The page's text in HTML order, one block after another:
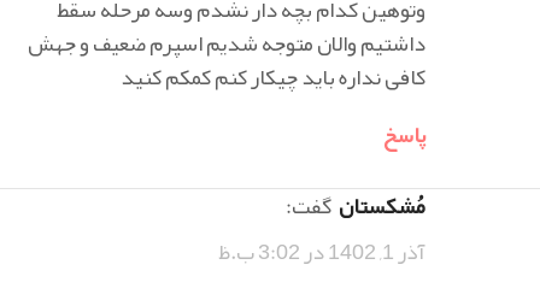
وتوهین کدام بچه دار نشدم وسه مرحله سقط
داشتیم والان متوجه شدیم اسپرم ضعیف و جهش
کافی نداره باید چیکار کنم کمکم کنید
پاسخ
مُشکستانگفت:
آذر 1, 1402 در 3:02 ب.ظ